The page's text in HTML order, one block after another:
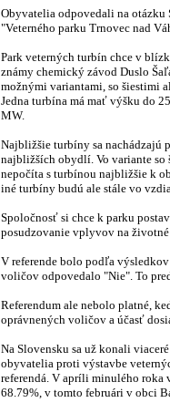
Obyvatelia odpovedali na otázku
"Veterného parku Trnovec nad
Park veterných turbín chce v
známy chemický závod Duslo
možnými variantami, so šiestimi
Jedna turbína má mať výšku do
MW.
Najbližšie turbíny sa nachádzajú
najbližších obydlí. Vo variante so
nepočíta s turbínou najbližšie k
iné turbíny budú ale stále vo
Spoločnosť si chce k parku
posudzovanie vplyvov na
V referende bolo podľa výsledkov
voličov odpovedalo "Nie". To
Referendum ale nebolo platné,
oprávnených voličov a účasť
Na Slovensku sa už konali
obyvatelia proti výstavbe
referendá. V apríli minulého roka
68.79%, v tomto februári v obci